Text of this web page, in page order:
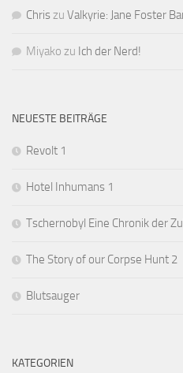
Chriszu Valkyrie: Jane Foster
Miyako zu Ich der Nerd!
NEUESTE BEITRÄGE
Revolt 1
Hotel Inhumans 1
Tschernobyl Eine Chronik der
The Story of our Corpse Hunt 2
Blutsauger
KATEGORIEN